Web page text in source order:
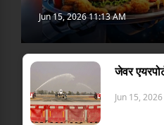
Jun 15, 2026 11:13 AM
जेवर
Jun 15,